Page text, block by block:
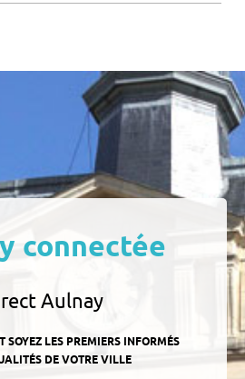
connectée
Aulnay
SOYEZ LES PREMIERS INFORMÉS
DE VOTRE VILLE